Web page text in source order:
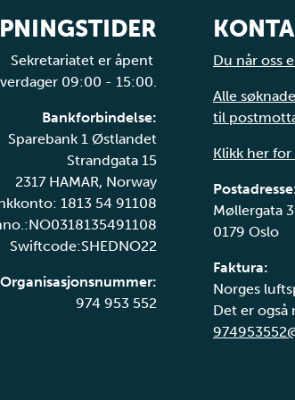
Sekretariatet er åpent
09:00 - 15:00.
Bankforbindelse:
Sparebank 1 Østlandet
Strandgata 15
2317 HAMAR, Norway
1813 54 91108
Swiftcode:SHEDNO22
Organisasjonsnummer:
974 953 552
Du når oss
Alle
til
Klikk her
Møllergata
0179 Oslo
Faktura:
Norges
Det er også